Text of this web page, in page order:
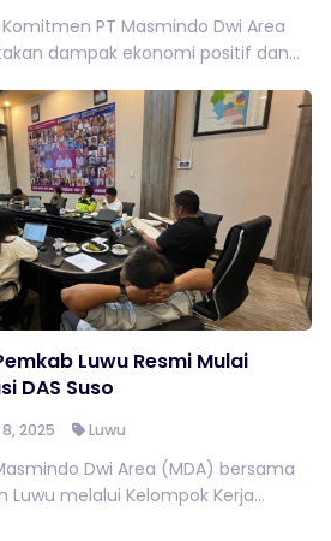
PT Masmindo Dwi Area
dampak ekonomi positif dan...
Luwu Resmi Mulai
DAS Suso
2025 Luwu
Dwi Area (MDA) bersama
melalui Kelompok Kerja...